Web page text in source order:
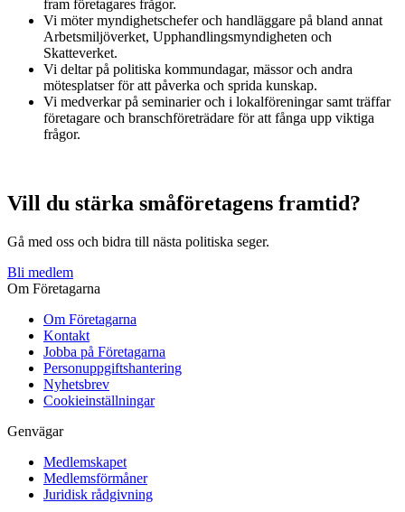
fram företagares frågor.
Vi möter myndighetschefer och handläggare på bland annat
Arbetsmiljöverket, Upphandlingsmyndigheten och
Skatteverket.
Vi deltar på politiska kommundagar, mässor och andra
mötesplatser för att påverka och sprida kunskap.
Vi medverkar på seminarier och i lokalföreningar samt träffar
företagare och branschföreträdare för att fånga upp viktiga
frågor.
Vill du stärka småföretagens framtid?
Gå med oss och bidra till nästa politiska seger.
Bli medlem
Om Företagarna
Om Företagarna
Kontakt
Jobba på Företagarna
Personuppgiftshantering
Nyhetsbrev
Cookieinställningar
Genvägar
Medlemskapet
Medlemsförmåner
Juridisk rådgivning